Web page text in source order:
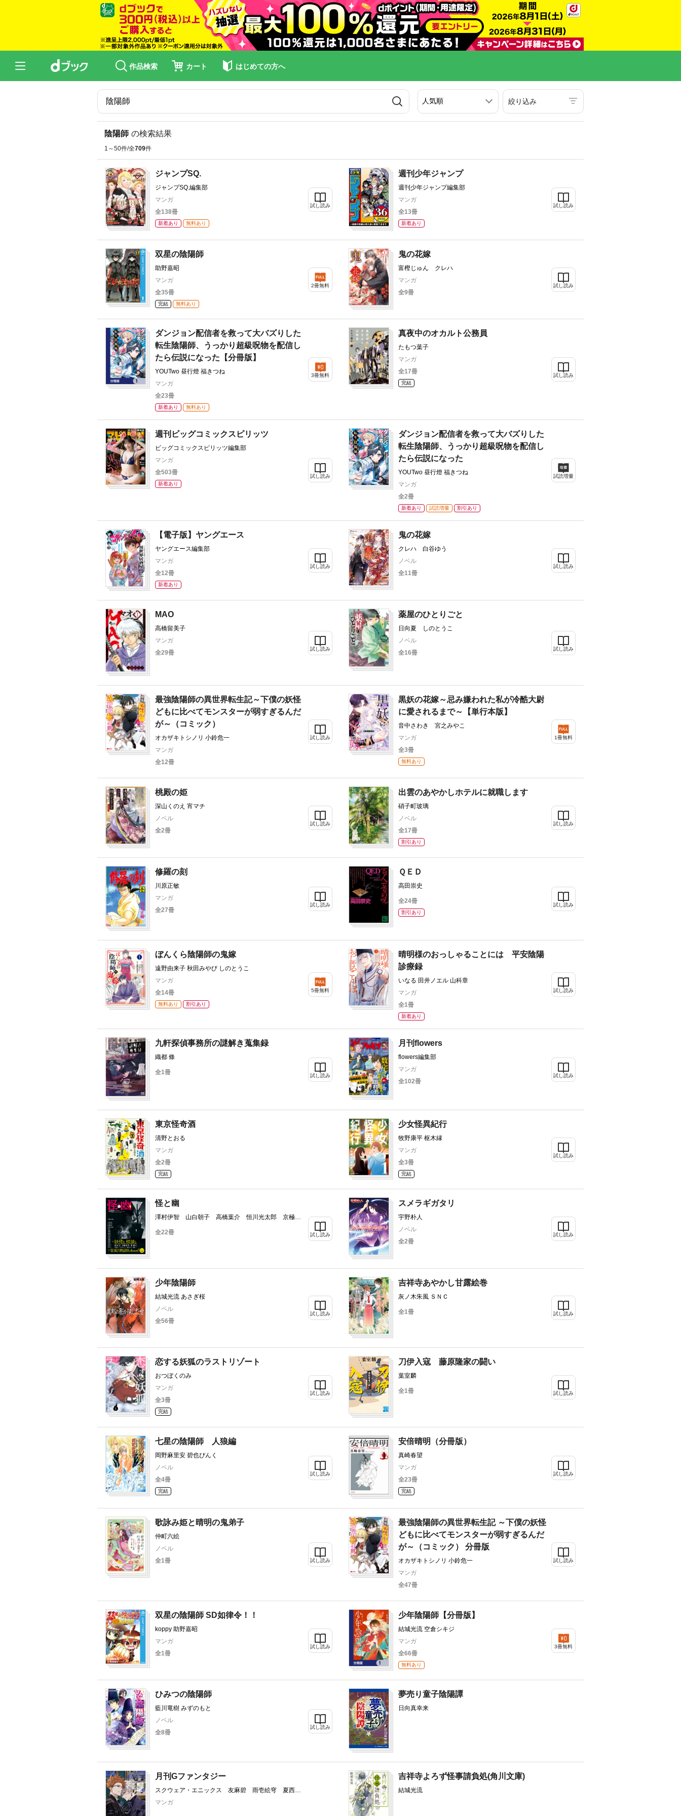
作品検索 カート はじめての方へ
絞り込み
陰陽師 の検索結果
1～50件/全709件
ジャンプSQ.
ジャンプSQ.編集部
マンガ
全138冊
新着あり 無料あり
試し読み
週刊少年ジャンプ
週刊少年ジャンプ編集部
マンガ
全13冊
新着あり
試し読み
双星の陰陽師
助野嘉昭
マンガ
全35冊
完結 無料あり
2冊無料
鬼の花嫁
富樫じゅん クレハ
マンガ
全9冊
試し読み
ダンジョン配信者を救って大バズりした
転生陰陽師、うっかり超級呪物を配信し
たら伝説になった【分冊版】
YOUTwo 昼行燈 福きつね
マンガ
全23冊
新着あり 無料あり
3冊無料
真夜中のオカルト公務員
たもつ葉子
マンガ
全17冊
完結
試し読み
週刊ビッグコミックスピリッツ
ビッグコミックスピリッツ編集部
マンガ
全503冊
新着あり
試し読み
ダンジョン配信者を救って大バズりした
転生陰陽師、うっかり超級呪物を配信し
たら伝説になった
YOUTwo 昼行燈 福きつね
マンガ
全2冊
新着あり 試読増量 割引あり
試読増量
【電子版】ヤングエース
ヤングエース編集部
マンガ
全12冊
新着あり
試し読み
鬼の花嫁
クレハ 白谷ゆう
ノベル
全11冊
試し読み
MAO
高橋留美子
マンガ
全29冊
試し読み
薬屋のひとりごと
日向夏 しのとうこ
ノベル
全16冊
試し読み
最強陰陽師の異世界転生記～下僕の妖怪
どもに比べてモンスターが弱すぎるんだ
が～（コミック）
オカザキトシノリ 小鈴危一
マンガ
全12冊
試し読み
黒妖の花嫁～忌み嫌われた私が冷酷大尉
に愛されるまで～【単行本版】
音中さわき 宮之みやこ
マンガ
全3冊
無料あり
1冊無料
桃殿の姫
深山くのえ 宵マチ
ノベル
全2冊
試し読み
出雲のあやかしホテルに就職します
硝子町玻璃
ノベル
全17冊
割引あり
試し読み
修羅の刻
川原正敏
マンガ
全27冊
試し読み
ＱＥＤ
高田崇史
全24冊
割引あり
試し読み
ぼんくら陰陽師の鬼嫁
遠野由来子 秋田みやび しのとうこ
マンガ
全14冊
無料あり 割引あり
5冊無料
晴明様のおっしゃることには 平安陰陽
診療録
いなる 田井ノエル 山科章
マンガ
全1冊
新着あり
試し読み
九軒探偵事務所の謎解き蒐集録
織都 條
全1冊 試し読み
月刊flowers
flowers編集部
マンガ
全102冊
試し読み
東京怪奇酒
清野とおる
マンガ
全2冊
完結
少女怪異紀行
牧野康平 枢木縁
マンガ
全3冊
完結
試し読み
怪と幽
澤村伊智 山白朝子 高橋葉介 恒川光太郎 京極夏
和彦 乙一 波津彬子 松村進吉 東雅夫 加門七
全22冊 試し読み
スメラギガタリ
宇野朴人
ノベル
全2冊
試し読み
少年陰陽師
結城光流 あさぎ桜
ノベル
全56冊
試し読み
吉祥寺あやかし甘露絵巻
灰ノ木朱風 ＳＮＣ
全1冊 試し読み
恋する妖狐のラストリゾート
おつぼくのみ
マンガ
全3冊
完結
試し読み
刀伊入寇 藤原隆家の闘い
葉室麟
全1冊 試し読み
七星の陰陽師 人狼編
岡野麻里安 碧也ぴんく
ノベル
全4冊
完結
試し読み
安倍晴明（分冊版）
真崎春望
マンガ
全23冊
完結
試し読み
歌詠み姫と晴明の鬼弟子
仲町六絵
ノベル
全1冊
試し読み
最強陰陽師の異世界転生記 ～下僕の妖怪
どもに比べてモンスターが弱すぎるんだ
が～（コミック） 分冊版
オカザキトシノリ 小鈴危一
マンガ
全47冊
試し読み
双星の陰陽師 SD如律令！！
koppy 助野嘉昭
マンガ
全1冊
試し読み
少年陰陽師【分冊版】
結城光流 空倉シキジ
マンガ
全66冊
無料あり
3冊無料
ひみつの陰陽師
藍川竜樹 みずのもと
ノベル
全8冊
試し読み
夢売り童子陰陽譚
日向真幸来
月刊Gファンタジー
スクウェア・エニックス 友麻碧 雨壱絵穹 夏西
七 佐島勤
マンガ
吉祥寺よろず怪事請負処(角川文庫)
結城光流